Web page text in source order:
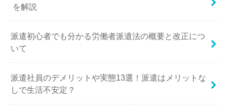
を解説
派遣初心者でも分かる労働者派遣法の概要と改正につ
いて
派遣社員のデメリットや実態13選！派遣はメリットな
しで生活不安定？